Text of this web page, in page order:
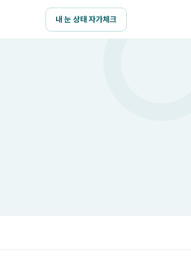
내 눈 상태 자가체크